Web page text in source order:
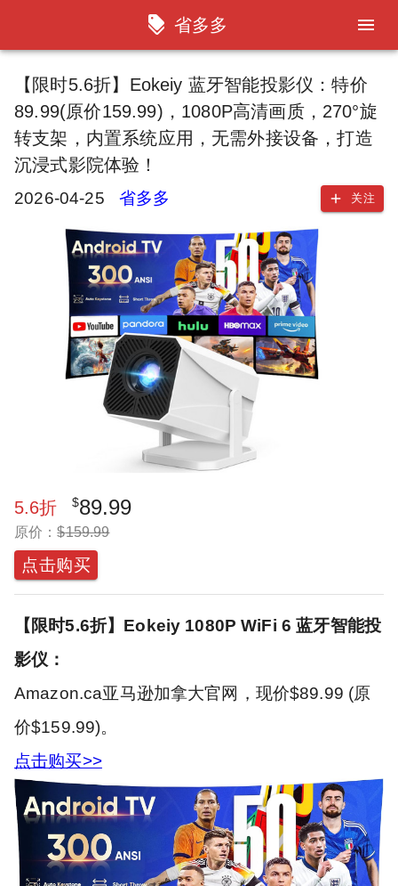
省多多
【限时5.6折】Eokeiy 蓝牙智能投影仪：特价
89.99(原价159.99)，1080P高清画质，270°旋
转支架，内置系统应用，无需外接设备，打造
沉浸式影院体验！
2026-04-25 省多多 关注
5.6折 $89.99
原价：$159.99
点击购买
【限时5.6折】Eokeiy 1080P WiFi 6 蓝牙智能投
影仪：
Amazon.ca亚马逊加拿大官网，现价$89.99 (原
价$159.99)。
点击购买>>